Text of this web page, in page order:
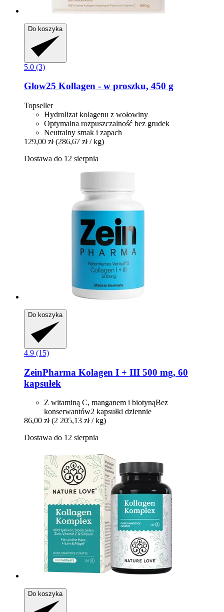
Do koszyka
5.0 (3)
Glow25 Kollagen -​ w proszku, 450 g
Topseller
Hydrolizat kolagenu z wołowiny
Optymalna rozpuszczalność bez grudek
Neutralny smak i zapach
129,00 zł (286,67 zł / kg)
Dostawa do 12 sierpnia
Do koszyka
4.9 (15)
ZeinPharma Kolagen I + III 500 mg, 60
kapsułek
Z witaminą C, manganem i biotynąBez
konserwantów2 kapsułki dziennie
86,00 zł (2 205,13 zł / kg)
Dostawa do 12 sierpnia
Do koszyka